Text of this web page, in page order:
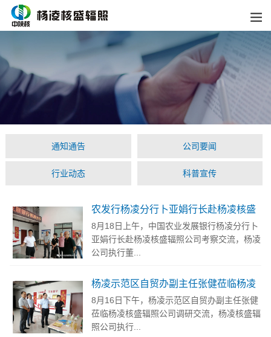
通知通告 公司要闻
行业动态 科普宣传
农发行杨凌分行卜亚娟行长赴杨凌核盛
辐照公司考察交流
8月18日上午，中国农业发展银行杨凌分行卜
亚娟行长赴杨凌核盛辐照公司考察交流，杨凌
公司执行董...
杨凌示范区自贸办副主任张健莅临杨凌
核盛辐照公司调研交流
8月16日下午，杨凌示范区自贸办副主任张健
莅临杨凌核盛辐照公司调研交流，杨凌核盛辐
照公司执行...